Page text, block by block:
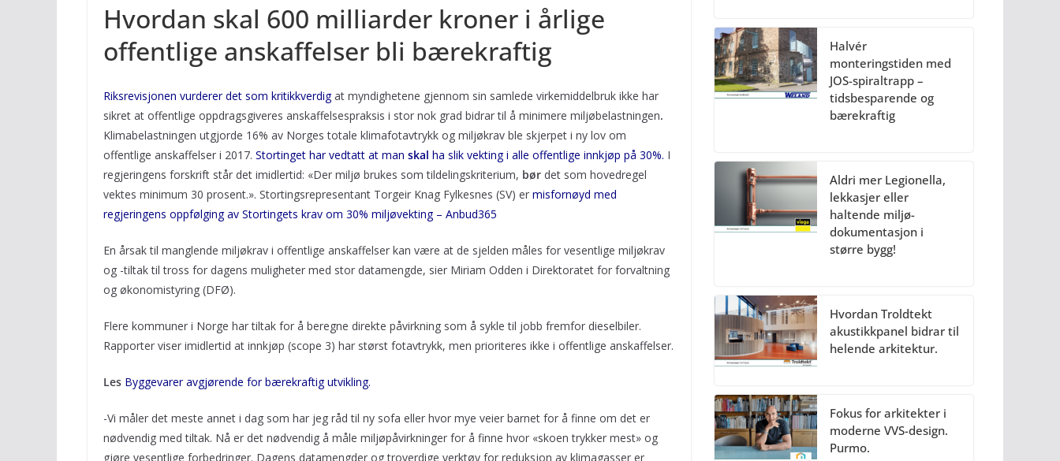
Hvordan skal 600 milliarder kroner i årlige
offentlige anskaffelser bli bærekraftig
Riksrevisjonen vurderer det som kritikkverdig at myndighetene gjennom sin samlede virkemiddelbruk ikke har
sikret at offentlige oppdragsgiveres anskaffelsespraksis i stor nok grad bidrar til å minimere miljøbelastningen.
Klimabelastningen utgjorde 16% av Norges totale klimafotavtrykk og miljøkrav ble skjerpet i ny lov om
offentlige anskaffelser i 2017. Stortinget har vedtatt at man skal ha slik vekting i alle offentlige innkjøp på 30%. I
regjeringens forskrift står det imidlertid: «Der miljø brukes som tildelingskriterium, børdet som hovedregel
vektes minimum 30 prosent.». Stortingsrepresentant Torgeir Knag Fylkesnes (SV) er misfornøyd med
regjeringens oppfølging av Stortingets krav om 30% miljøvekting – Anbud365
En årsak til manglende miljøkrav i offentlige anskaffelser kan være at de sjelden måles for vesentlige miljøkrav
og -tiltak til tross for dagens muligheter med stor datamengde, sier Miriam Odden i Direktoratet for forvaltning
og økonomistyring (DFØ).
Flere kommuner i Norge har tiltak for å beregne direkte påvirkning som å sykle til jobb fremfor dieselbiler.
Rapporter viser imidlertid at innkjøp (scope 3) har størst fotavtrykk, men prioriteres ikke i offentlige anskaffelser.
Les Byggevarer avgjørende for bærekraftig utvikling.
-Vi måler det meste annet i dag som har jeg råd til ny sofa eller hvor mye veier barnet for å finne om det er
nødvendig med tiltak. Nå er det nødvendig å måle miljøpåvirkninger for å finne hvor «skoen trykker mest» og
gjøre vesentlige forbedringer. Dagens datamengder og troverdige verktøy for reduksjon av klimagasser er
Halvér
monteringstiden med
JOS-spiraltrapp –
tidsbesparende og
bærekraftig
Aldri mer Legionella,
lekkasjer eller
haltende miljø-
dokumentasjon i
større bygg!
Hvordan Troldtekt
akustikkpanel bidrar til
helende arkitektur.
Fokus for arkitekter i
moderne VVS-design.
Purmo.